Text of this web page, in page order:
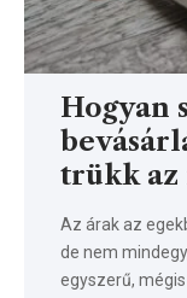
Hogyan
trükk
Az árak az
de nem
egyszerű,